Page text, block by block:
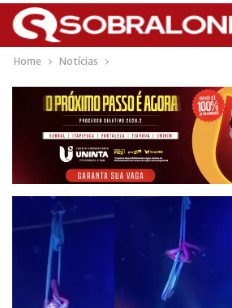
Home Notícias